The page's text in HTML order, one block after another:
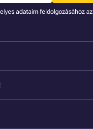
adataim feldolgozásához az